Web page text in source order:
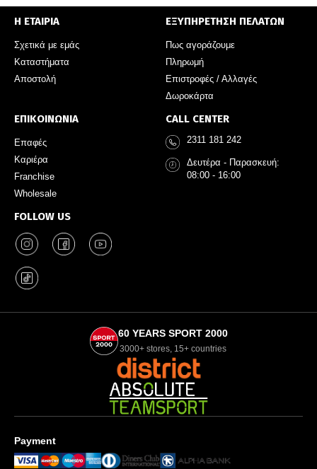
Η ΕΤΑΙΡΙΑ
Σχετικά με εμάς
Καταστήματα
Αποστολή
ΕΞΥΠΗΡΕΤΗΣΗ ΠΕΛΑΤΩΝ
Πως αγοράζουμε
Πληρωμή
Επιστροφές / Αλλαγές
Δωροκάρτα
ΕΠΙΚΟΙΝΩΝΙΑ
Επαφές
Καριέρα
Franchise
Wholesale
FOLLOW US
CALL CENTER
2311 181 242
Δευτέρα - Παρασκευή:
08:00 - 16:00
60 YEARS SPORT 2000
3000+ stores, 15+ countries
Payment